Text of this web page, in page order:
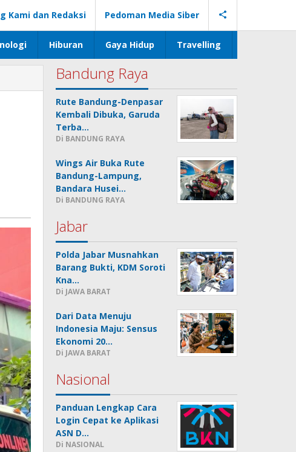
Kami dan Redaksi Pedoman Media Siber
Hiburan Gaya Hidup Travelling
Bandung Raya
Rute Bandung-Denpasar
Kembali Dibuka, Garuda
Terba…
Di BANDUNG RAYA
Wings Air Buka Rute
Bandung-Lampung,
Bandara Husei…
Di BANDUNG RAYA
Jabar
Polda Jabar Musnahkan
Barang Bukti, KDM Soroti
Kna…
Di JAWA BARAT
Dari Data Menuju
Indonesia Maju: Sensus
Ekonomi 20…
Di JAWA BARAT
Nasional
Panduan Lengkap Cara
Login Cepat ke Aplikasi
ASN D…
Di NASIONAL